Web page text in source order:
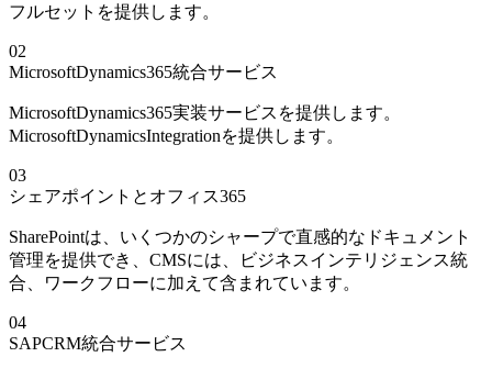
フルセットを提供します。
02
MicrosoftDynamics365統合サービス
MicrosoftDynamics365実装サービスを提供します。
MicrosoftDynamicsIntegrationを提供します。
03
シェアポイントとオフィス365
SharePointは、いくつかのシャープで直感的なドキュメント
管理を提供でき、CMSには、ビジネスインテリジェンス統
合、ワークフローに加えて含まれています。
04
SAPCRM統合サービス